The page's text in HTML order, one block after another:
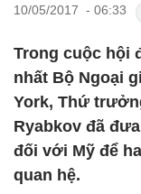
10/05/2017 - 06:33
Trong cuộc hội
nhất Bộ Ngoại
York, Thứ
Ryabkov đã
đối với Mỹ để
quan hệ.